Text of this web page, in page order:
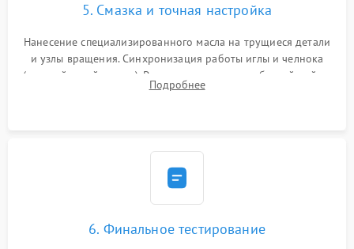
5. Смазка и точная настройка
Нанесение специализированного масла на трущиеся детали
и узлы вращения. Синхронизация работы иглы и челнока
(настройка таймингов). Регулировка высоты зубчатой рейки,
центровка игловодителя и калибровка натяжителей верхней
Подробнее
6. Финальное тестирование